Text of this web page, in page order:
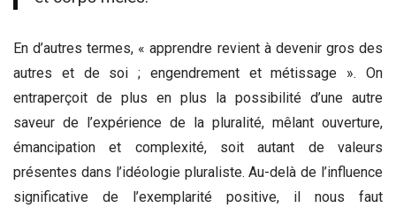
En d’autres termes, « apprendre revient à devenir gros des
autres et de soi ; engendrement et métissage ». On
entraperçoit de plus en plus la possibilité d’une autre
saveur de l’expérience de la pluralité, mêlant ouverture,
émancipation et complexité, soit autant de valeurs
présentes dans l’idéologie pluraliste. Au-delà de l’influence
significative de l’exemplarité positive, il nous faut